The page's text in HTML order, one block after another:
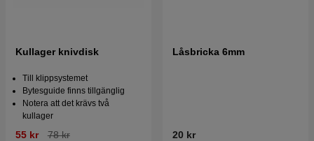
Kullager knivdisk
Till klippsystemet
Bytesguide finns tillgänglig
Notera att det krävs två
kullager
55 kr 78 kr
Låsbricka 6mm
20 kr